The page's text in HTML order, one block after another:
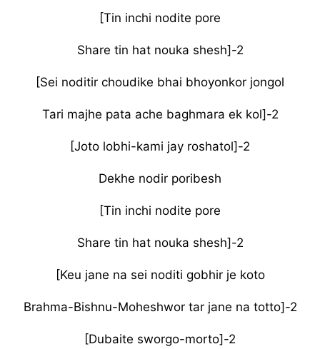
[Tin inchi nodite pore
Share tin hat nouka shesh]-2
[Sei noditir choudike bhai bhoyonkor jongol
Tari majhe pata ache baghmara ek kol]-2
[Joto lobhi-kami jay roshatol]-2
Dekhe nodir poribesh
[Tin inchi nodite pore
Share tin hat nouka shesh]-2
[Keu jane na sei noditi gobhir je koto
Brahma-Bishnu-Moheshwor tar jane na totto]-2
[Dubaite sworgo-morto]-2